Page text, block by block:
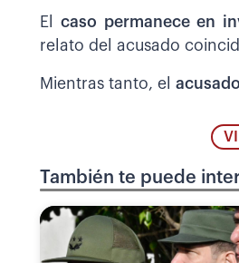
Elcaso permanece en
relato del acusado
Mientras tanto, el
También te puede